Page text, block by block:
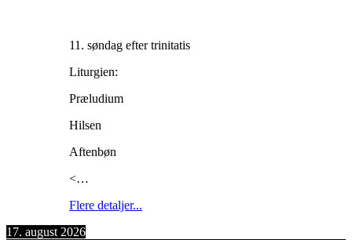
11. søndag efter trinitatis
Liturgien:
Præludium
Hilsen
Aftenbøn
<…
Flere detaljer...
17. august 2026